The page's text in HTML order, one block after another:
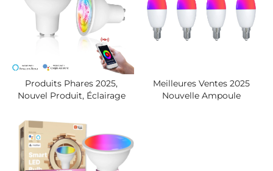
Produits Phares 2025,
Nouvel Produit, Éclairage
Ampoule LED, Minuterie,
Commande Tuya, Smart Life,
Ampoule Intelligente
Meilleures Ventes 2025
Nouvelle Ampoule